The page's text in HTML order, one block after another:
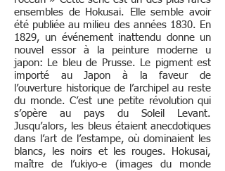
ensembles de Hokusai. Elle semble avoir
été publiée au milieu des années 1830. En
1829, un événement inattendu donne un
nouvel essor à la peinture moderne u
japon: Le bleu de Prusse. Le pigment est
importé au Japon à la faveur de
l’ouverture historique de l’archipel au reste
du monde. C’est une petite révolution qui
s’opère au pays du Soleil Levant.
Jusqu’alors, les bleus étaient anecdotiques
dans l’art de l’estampe, où dominaient les
blancs, les noirs et les rouges. Hokusai,
maître de l’ukiyo-e (images du monde